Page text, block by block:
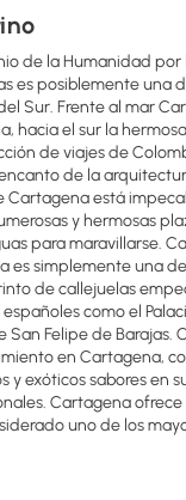
de la Humanidad por
es posiblemente una
Sur. Frente al mar
hacia el sur la
de viajes de
de la
Cartagena está
y hermosas
para maravillarse.
es simplemente una
de callejuelas
como el
San Felipe de Barajas.
en Cartagena,
y exóticos sabores en
Cartagena
uno de los